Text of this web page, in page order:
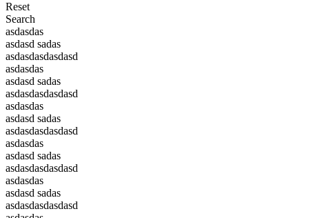
Reset
Search
asdasdas
asdasd sadas
asdasdasdasdasd
asdasdas
asdasd sadas
asdasdasdasdasd
asdasdas
asdasd sadas
asdasdasdasdasd
asdasdas
asdasd sadas
asdasdasdasdasd
asdasdas
asdasd sadas
asdasdasdasdasd